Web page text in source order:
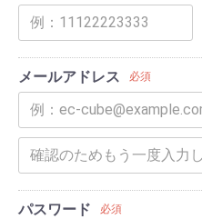
メールアドレス 必須
パスワード 必須